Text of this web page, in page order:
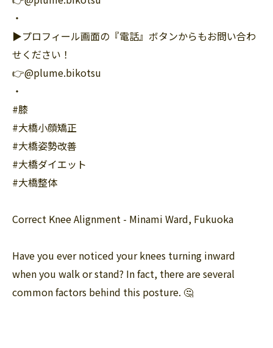
・
▶︎プロフィール画面の『電話』ボタンからもお問い合わ
せください！
👉@plume.bikotsu
・
#膝
#大橋小顔矯正
#大橋姿勢改善
#大橋ダイエット
#大橋整体
Correct Knee Alignment - Minami Ward, Fukuoka
Have you ever noticed your knees turning inward
when you walk or stand? In fact, there are several
common factors behind this posture. 🤔